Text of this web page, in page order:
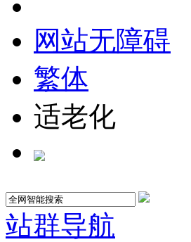
网站无障碍
繁体
适老化
站群导航